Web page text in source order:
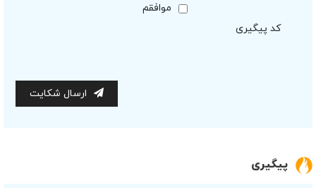
موافقم
کد پیگیری
ارسال شکایت
پیگیری